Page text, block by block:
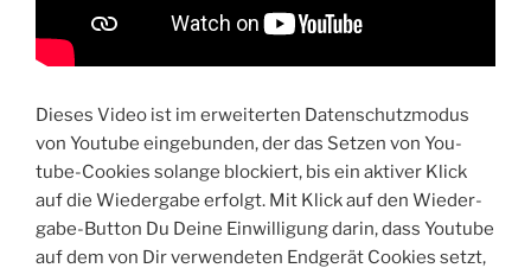
Die­ses Video ist im erwei­ter­ten Daten­schutz­mo­dus
von You­tube ein­ge­bun­den, der das Set­zen von You­
tube-Coo­kies solan­ge blo­ckiert, bis ein akti­ver Klick
auf die Wie­der­ga­be erfolgt. Mit Klick auf den Wie­der­
ga­be-But­ton Du Dei­ne Ein­wil­li­gung dar­in, dass You­tube
auf dem von Dir ver­wen­de­ten End­ge­rät Coo­kies setzt,